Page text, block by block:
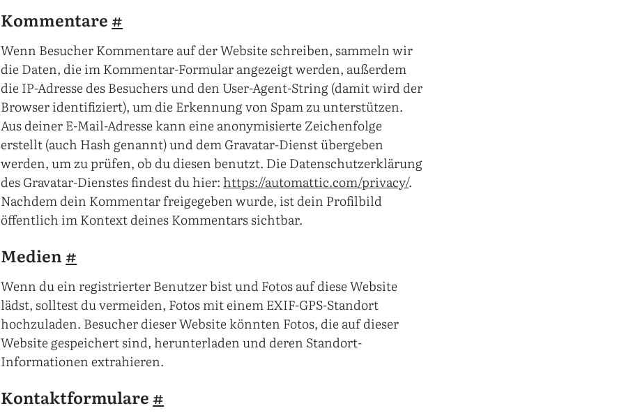
Kommentare #
Wenn Besucher Kommentare auf der Website schreiben, sammeln wir
die Daten, die im Kommentar-Formular angezeigt werden, außerdem
die IP-Adresse des Besuchers und den User-Agent-String (damit wird der
Browser identifiziert), um die Erkennung von Spam zu unterstützen.
Aus deiner E-Mail-Adresse kann eine anonymisierte Zeichenfolge
erstellt (auch Hash genannt) und dem Gravatar-Dienst übergeben
werden, um zu prüfen, ob du diesen benutzt. Die Datenschutzerklärung
des Gravatar-Dienstes findest du hier:https://automattic.com/privacy/.
Nachdem dein Kommentar freigegeben wurde, ist dein Profilbild
öffentlich im Kontext deines Kommentars sichtbar.
Medien #
Wenn du ein registrierter Benutzer bist und Fotos auf diese Website
lädst, solltest du vermeiden, Fotos mit einem EXIF-GPS-Standort
hochzuladen. Besucher dieser Website könnten Fotos, die auf dieser
Website gespeichert sind, herunterladen und deren Standort-
Informationen extrahieren.
Kontaktformulare #